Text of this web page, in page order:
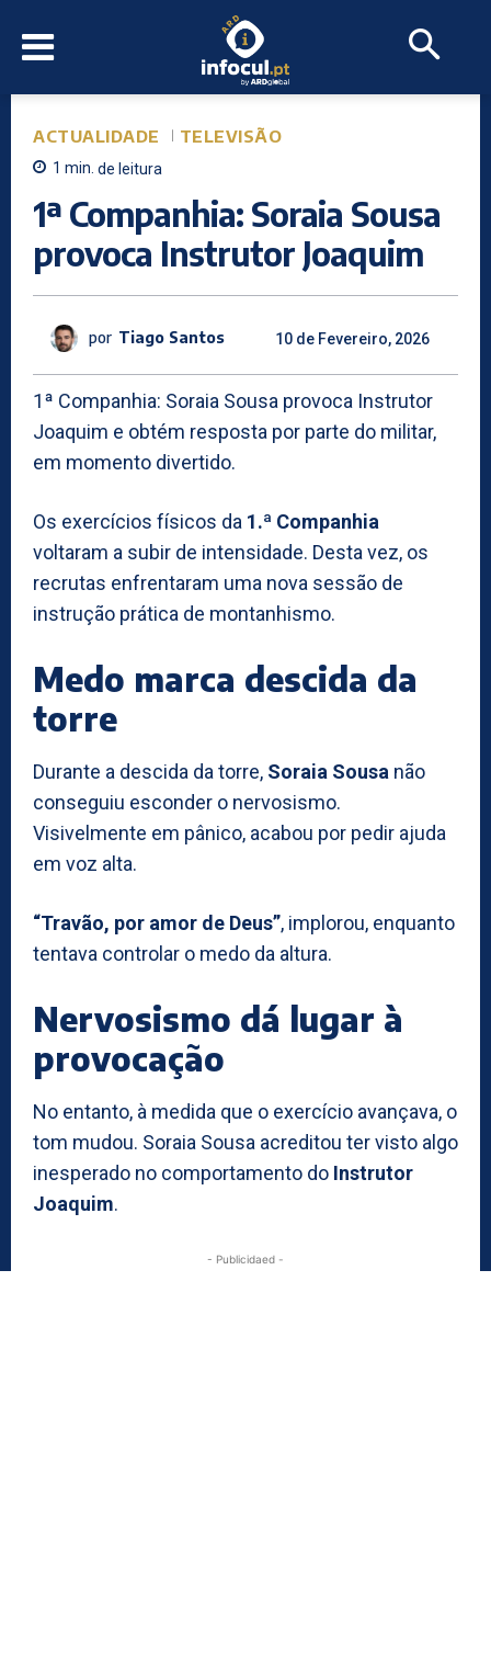
ACTUALIDADE TELEVISÃO
1 min. de leitura
1ª Companhia: Soraia Sousa
provoca Instrutor Joaquim
por Tiago Santos 10 de Fevereiro, 2026
1ª Companhia: Soraia Sousa provoca Instrutor
Joaquim e obtém resposta por parte do militar,
em momento divertido.
Os exercícios físicos da 1.ª Companhia
voltaram a subir de intensidade. Desta vez, os
recrutas enfrentaram uma nova sessão de
instrução prática de montanhismo.
Medo marca descida da
torre
Durante a descida da torre, Soraia Sousa não
conseguiu esconder o nervosismo.
Visivelmente em pânico, acabou por pedir ajuda
em voz alta.
“Travão, por amor de Deus”, implorou, enquanto
tentava controlar o medo da altura.
Nervosismo dá lugar à
provocação
No entanto, à medida que o exercício avançava, o
tom mudou. Soraia Sousa acreditou ter visto algo
inesperado no comportamento do Instrutor
Joaquim.
- Publicidaed -